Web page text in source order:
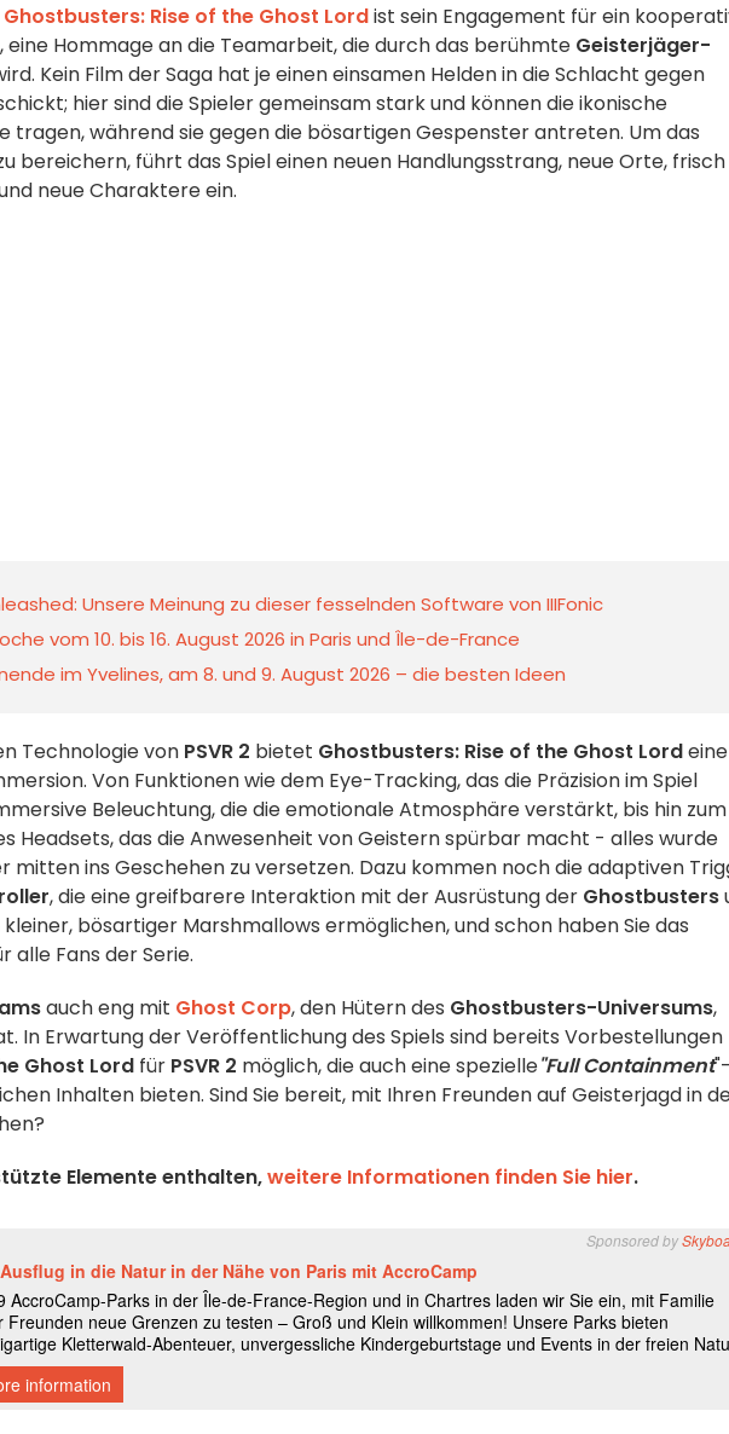
Ghostbusters: Rise of the Ghost Lordist sein Engagement für ein
, eine Hommage an die Teamarbeit, die durch das berühmte Geisterjäger-
Kein Film der Saga hat je einen einsamen Helden in die Schlacht gegen
hier sind die Spieler gemeinsam stark und können die ikonische
tragen, während sie gegen die bösartigen Gespenster antreten. Um das
bereichern, führt das Spiel einen neuen Handlungsstrang, neue Orte, frisch
neue Charaktere ein.
Unsere Meinung zu dieser fesselnden Software von IIIFonic
vom 10. bis 16. August 2026 in Paris und Île-de-France
im Yvelines, am 8. und 9. August 2026 – die besten Ideen
Technologie von PSVR 2 bietet Ghostbusters: Rise of the Ghost Lordeine
Von Funktionen wie dem Eye-Tracking, das die Präzision im Spiel
Beleuchtung, die die emotionale Atmosphäre verstärkt, bis hin zum
Headsets, das die Anwesenheit von Geistern spürbar macht - alles wurde
mitten ins Geschehen zu versetzen. Dazu kommen noch die adaptiven
, die eine greifbarere Interaktion mit der Ausrüstung der Ghostbusters
bösartiger Marshmallows ermöglichen, und schon haben Sie das
alle Fans der Serie.
auch eng mit Ghost Corp, den Hütern des Ghostbusters-Universums,
In Erwartung der Veröffentlichung des Spiels sind bereits Vorbestellungen
Ghost Lord für PSVR 2 möglich, die auch eine spezielle"Full Containment
Inhalten bieten. Sind Sie bereit, mit Ihren Freunden auf Geisterjagd in
Elemente enthalten,weitere Informationen finden Sie hier.